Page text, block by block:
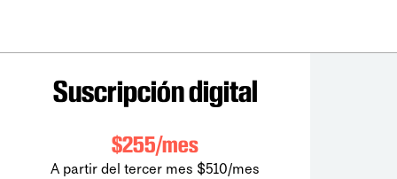
Suscripción digital
$255/mes
A partir del tercer mes $510/mes